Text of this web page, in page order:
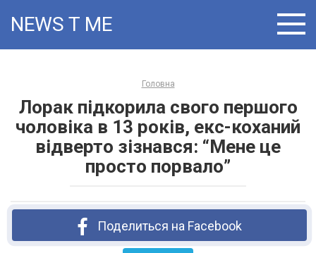
NEWS T:ME
Головна
Лорак підкорила свого першого
чоловіка в 13 років, екс-коханий
відверто зізнався: “Мене це
просто порвало”
Поделиться на Facebook